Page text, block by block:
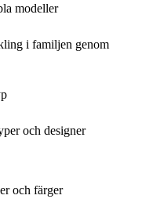
modeller
i familjen genom
och designer
och färger